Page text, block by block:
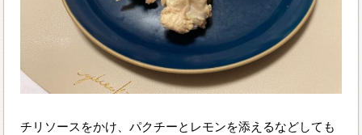
チリソースをかけ、パクチーとレモンを添えるなどしても